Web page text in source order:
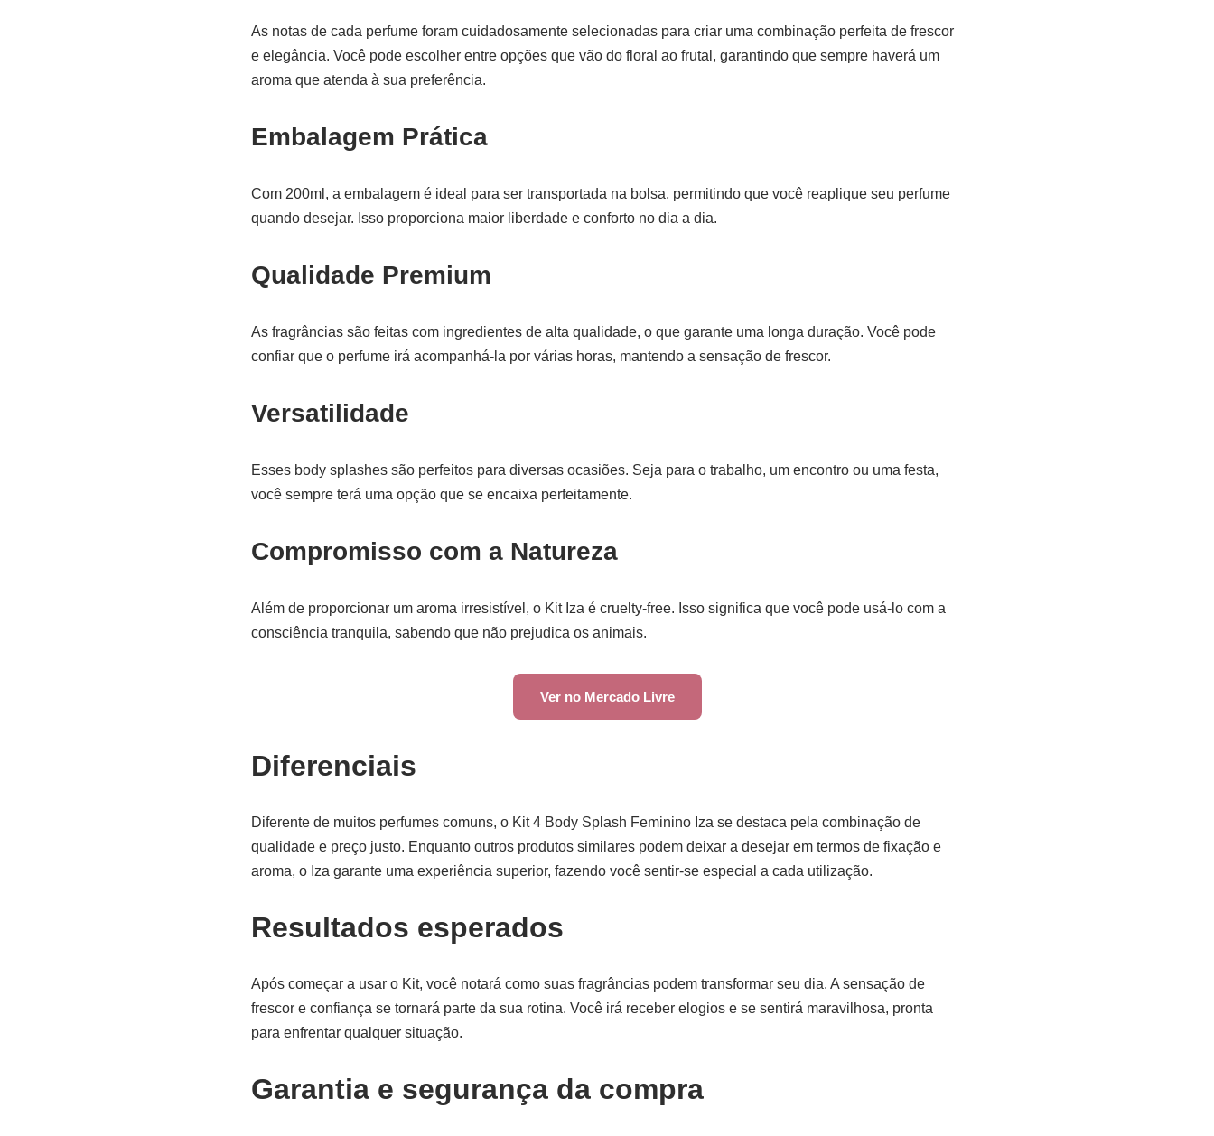
As notas de cada perfume foram cuidadosamente selecionadas para criar uma combinação perfeita de frescor
e elegância. Você pode escolher entre opções que vão do floral ao frutal, garantindo que sempre haverá um
aroma que atenda à sua preferência.
Embalagem Prática
Com 200ml, a embalagem é ideal para ser transportada na bolsa, permitindo que você reaplique seu perfume
quando desejar. Isso proporciona maior liberdade e conforto no dia a dia.
Qualidade Premium
As fragrâncias são feitas com ingredientes de alta qualidade, o que garante uma longa duração. Você pode
confiar que o perfume irá acompanhá-la por várias horas, mantendo a sensação de frescor.
Versatilidade
Esses body splashes são perfeitos para diversas ocasiões. Seja para o trabalho, um encontro ou uma festa,
você sempre terá uma opção que se encaixa perfeitamente.
Compromisso com a Natureza
Além de proporcionar um aroma irresistível, o Kit Iza é cruelty-free. Isso significa que você pode usá-lo com a
consciência tranquila, sabendo que não prejudica os animais.
Ver no Mercado Livre
Diferenciais
Diferente de muitos perfumes comuns, o Kit 4 Body Splash Feminino Iza se destaca pela combinação de
qualidade e preço justo. Enquanto outros produtos similares podem deixar a desejar em termos de fixação e
aroma, o Iza garante uma experiência superior, fazendo você sentir-se especial a cada utilização.
Resultados esperados
Após começar a usar o Kit, você notará como suas fragrâncias podem transformar seu dia. A sensação de
frescor e confiança se tornará parte da sua rotina. Você irá receber elogios e se sentirá maravilhosa, pronta
para enfrentar qualquer situação.
Garantia e segurança da compra